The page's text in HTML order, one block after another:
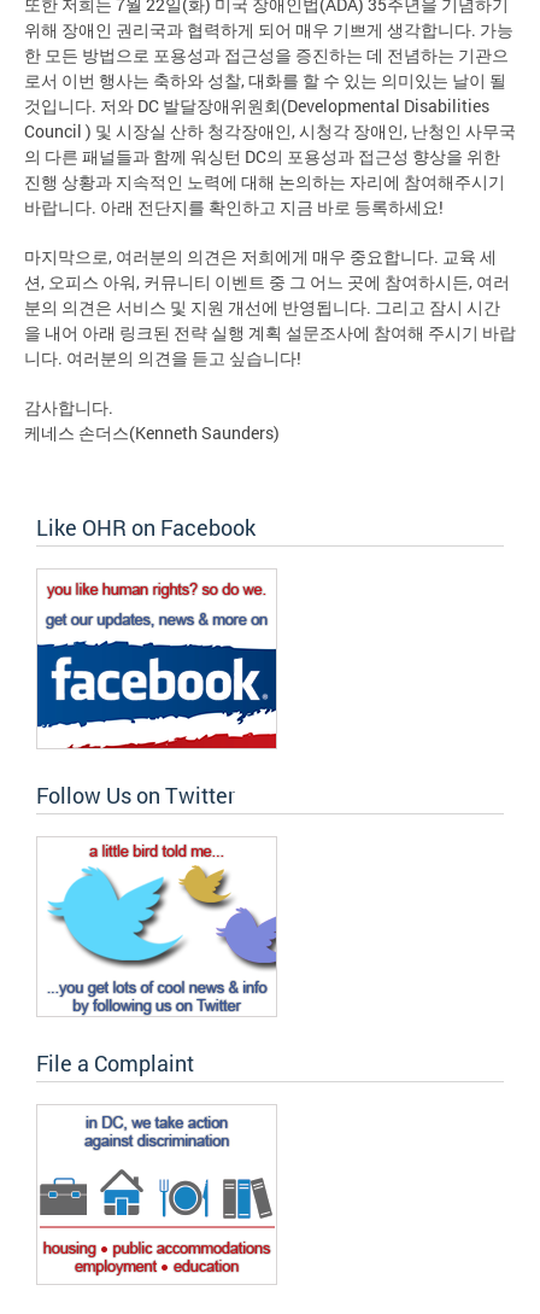
위해 장애인 권리국과 협력하게 되어 매우 기쁘게 생각합니다. 가능
한 모든 방법으로 포용성과 접근성을 증진하는 데 전념하는 기관으
로서 이번 행사는 축하와 성찰, 대화를 할 수 있는 의미있는 날이 될
것입니다. 저와 DC 발달장애위원회(Developmental Disabilities
Council ) 및 시장실 산하 청각장애인, 시청각 장애인, 난청인 사무국
의 다른 패널들과 함께 워싱턴 DC의 포용성과 접근성 향상을 위한
진행 상황과 지속적인 노력에 대해 논의하는 자리에 참여해주시기
바랍니다. 아래 전단지를 확인하고 지금 바로 등록하세요!
마지막으로, 여러분의 의견은 저희에게 매우 중요합니다. 교육 세
션, 오피스 아워, 커뮤니티 이벤트 중 그 어느 곳에 참여하시든, 여러
분의 의견은 서비스 및 지원 개선에 반영됩니다. 그리고 잠시 시간
을 내어 아래 링크된 전략 실행 계획 설문조사에 참여해 주시기 바랍
니다. 여러분의 의견을 듣고 싶습니다!
감사합니다.
케네스 손더스(Kenneth Saunders)
Like OHR on Facebook
Follow Us on Twitter
File a Complaint